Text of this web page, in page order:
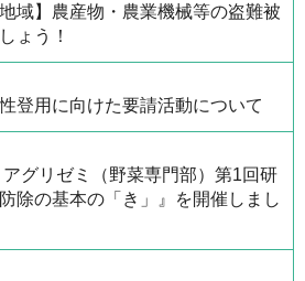
地域】農産物・農業機械等の盗難被
ょう！
登用に向けた要請活動について
アグリゼミ（野菜専門部）第1回研
除の基本の「き」』を開催しまし